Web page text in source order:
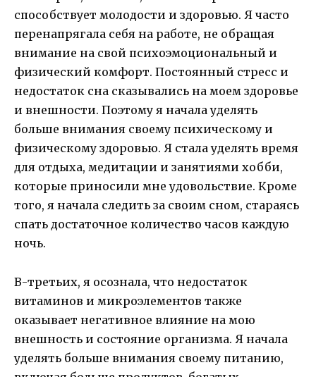
способствует молодости и здоровью. Я часто
перенапрягала себя на работе, не обращая
внимание на свой психоэмоциональный и
физический комфорт. Постоянный стресс и
недостаток сна сказывались на моем здоровье
и внешности. Поэтому я начала уделять
больше внимания своему психическому и
физическому здоровью. Я стала уделять время
для отдыха, медитации и занятиями хобби,
которые приносили мне удовольствие. Кроме
того, я начала следить за своим сном, стараясь
спать достаточное количество часов каждую
ночь.
В-третьих, я осознала, что недостаток
витаминов и микроэлементов также
оказывает негативное влияние на мою
внешность и состояние организма. Я начала
уделять больше внимания своему питанию,